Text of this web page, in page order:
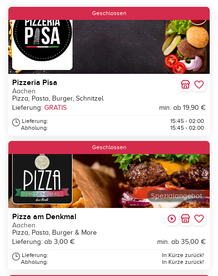
Geschlossen
Pizzeria Pisa
Aachen
Pizza, Pasta, Burger, Schnitzel
Lieferung: GRATIS min. ab 19,90 €
Lieferung:
Abholung:
15:45 - 02:00
15:45 - 02:00
Spezialangebot
Geschlossen
Pizza am Denkmal
Aachen
Pizza, Pasta, Burger & More
Lieferung: ab 3,00 €
min. ab 35,00 €
Lieferung:
Abholung:
In Kürze zurück!
In Kürze zurück!